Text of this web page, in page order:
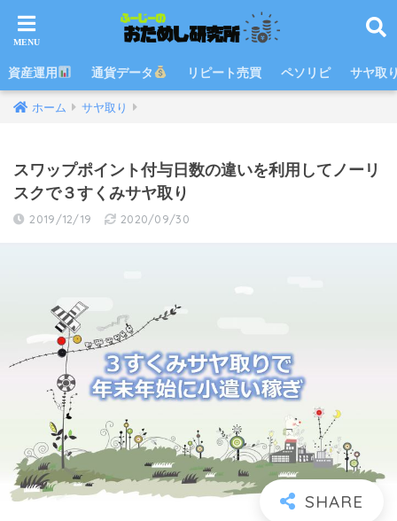
資産運用 通貨データ リピート売買 ペソリピ サヤ取
ホーム サヤ取り
スワップポイント付与日数の違いを利用してノーリ
スクで３すくみサヤ取り
2019/12/19 2020/09/30